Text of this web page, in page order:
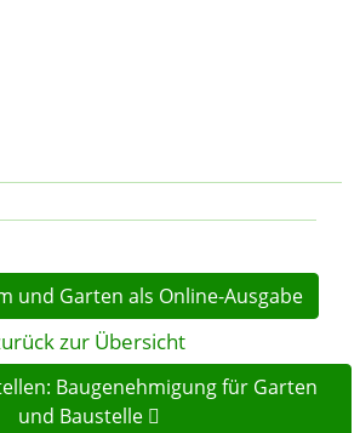
und Garten als Online-Ausgabe
zur Übersicht
Baugenehmigung für Garten
und Baustelle